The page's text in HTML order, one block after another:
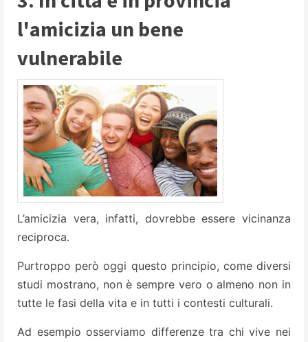
l'amicizia un bene
vulnerabile
L’amicizia vera, infatti, dovrebbe essere vicinanza
reciproca.
Purtroppo però oggi questo principio, come diversi
studi mostrano, non è sempre vero o almeno non in
tutte le fasi della vita e in tutti i contesti culturali.
Ad esempio osserviamo differenze tra chi vive nei